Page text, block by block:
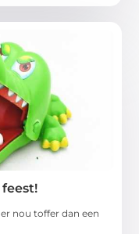
nou toffer dan een